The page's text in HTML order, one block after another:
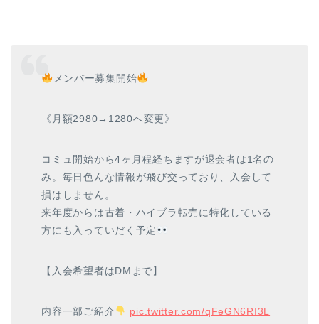
メンバー募集開始
《月額2980→1280へ変更》
コミュ開始から4ヶ月程経ちますが退会者は1名の
み。毎日色んな情報が飛び交っており、入会して
損はしません。
来年度からは古着・ハイブラ転売に特化している
方にも入っていだく予定
【入会希望者はDMまで】
内容一部ご紹介 pic.twitter.com/qFeGN6RI3L